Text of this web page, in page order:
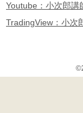
Youtube：小次郎講
TradingView：小次